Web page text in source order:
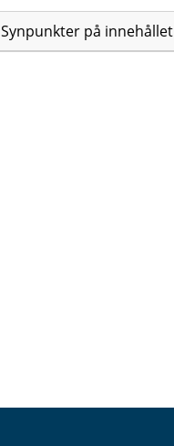
Synpunkter på innehållet